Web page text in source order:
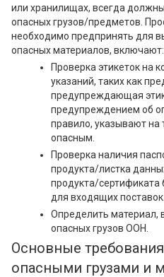
или хранилищах, всегда
опасных грузов/предметов.
необходимо предпринять для
опасных материалов, включают:
Проверка этикеток на
указаний, таких как
предупреждающая
предупреждением об
правило, указывают на
опасным.
Проверка наличия
продукта/листка
продукта/сертификата
для входящих поставок.
Определить материал,
опасных грузов ООН.
Основные
опасными грузами и